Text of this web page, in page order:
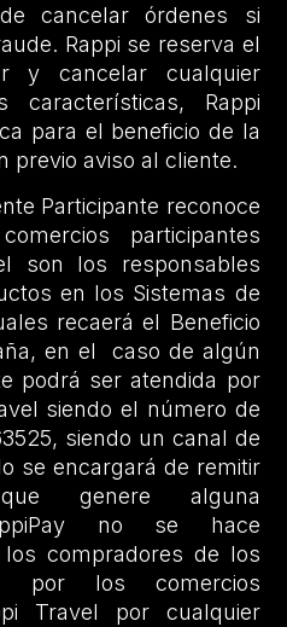
cancelar órdenes si
Rappi se reserva el
y cancelar cualquier
Rappi
para el beneficio de la
previo aviso al cliente.
Participante reconoce
participantes
son los responsables
en los Sistemas de
recaerá el Beneficio
en el caso de algún
podrá ser atendida por
siendo el número de
siendo un canal de
se encargará de remitir
genere alguna
no se hace
compradores de los
por los comercios
Travel por cualquier